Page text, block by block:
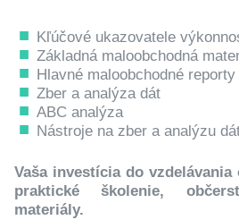
Kľúčové ukazovatele
Základná maloobchodná
Hlavné maloobchodné reporty
Zber a analýza dát
ABC analýza
Nástroje na zber a analýzu
Vaša investícia do vzdelávania
praktické školenie,
materiály.